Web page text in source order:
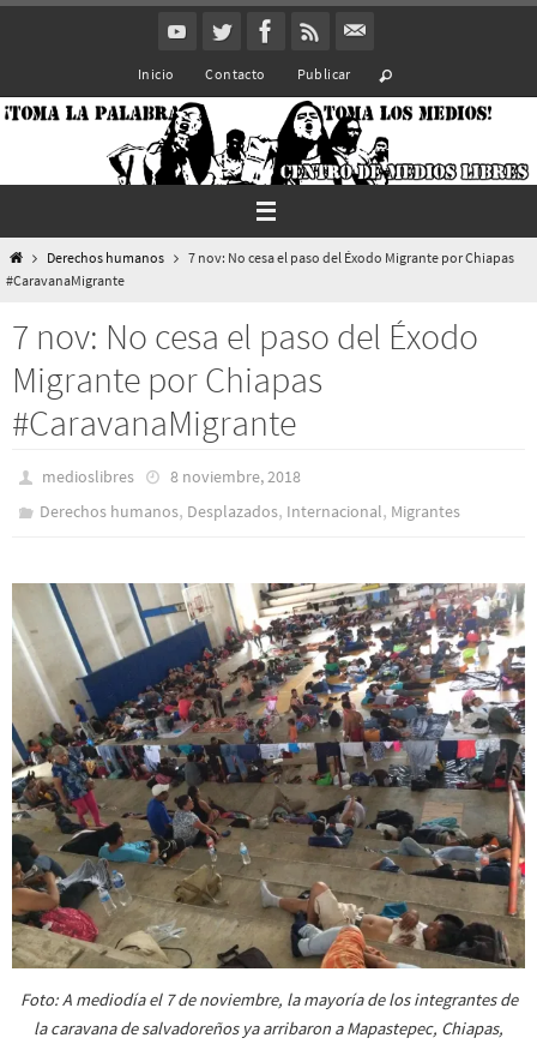
Inicio Contacto Publicar
InicioDerechos humanos
7 nov: No cesa el paso del Éxodo Migrante por Chiapas
#CaravanaMigrante
7 nov: No cesa el paso del Éxodo
Migrante por Chiapas
#CaravanaMigrante
medioslibres
8 noviembre, 2018
Derechos humanos, Desplazados, Internacional, Migrantes
Foto: A mediodía el 7 de noviembre, la mayoría de los integrantes de
la caravana de salvadoreños ya arribaron a Mapastepec, Chiapas,